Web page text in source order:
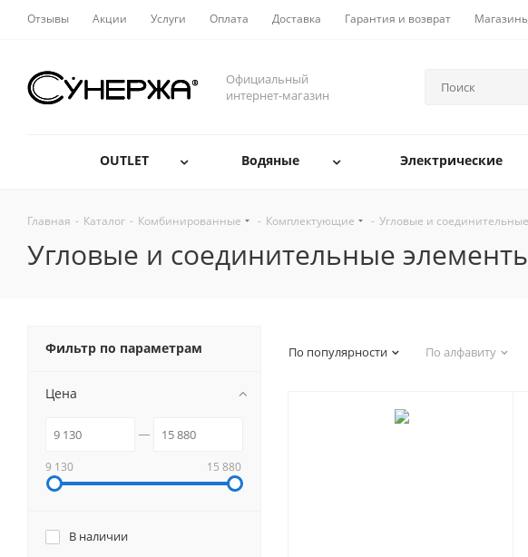
Отзывы Акции Услуги Оплата Доставка Гарантия и возврат
Официальный
интернет-магазин
OUTLET Водяные Электрические
Главная - Каталог - Комбинированные - Комплектующие - Угловые и
Угловые и соединительные
По популярности По алфавиту
Фильтр по параметрам
Цена
9 130 15 880
В наличии